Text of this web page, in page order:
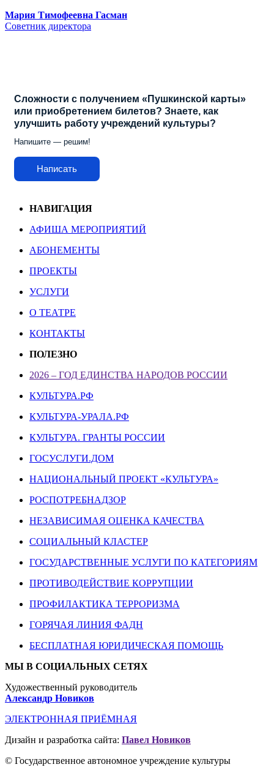
Мария Тимофеевна Гасман
Советник директора
Сложности с получением «Пушкинской карты»
или приобретением билетов? Знаете, как
улучшить работу учреждений культуры?
Напишите — решим!
Написать
НАВИГАЦИЯ
АФИША МЕРОПРИЯТИЙ
АБОНЕМЕНТЫ
ПРОЕКТЫ
УСЛУГИ
О ТЕАТРЕ
КОНТАКТЫ
ПОЛЕЗНО
2026 – ГОД ЕДИНСТВА НАРОДОВ РОССИИ
КУЛЬТУРА.РФ
КУЛЬТУРА-УРАЛА.РФ
КУЛЬТУРА. ГРАНТЫ РОССИИ
ГОСУСЛУГИ.ДОМ
НАЦИОНАЛЬНЫЙ ПРОЕКТ «КУЛЬТУРА»
РОСПОТРЕБНАДЗОР
НЕЗАВИСИМАЯ ОЦЕНКА КАЧЕСТВА
СОЦИАЛЬНЫЙ КЛАСТЕР
ГОСУДАРСТВЕННЫЕ УСЛУГИ ПО КАТЕГОРИЯМ
ПРОТИВОДЕЙСТВИЕ КОРРУПЦИИ
ПРОФИЛАКТИКА ТЕРРОРИЗМА
ГОРЯЧАЯ ЛИНИЯ ФАДН
БЕСПЛАТНАЯ ЮРИДИЧЕСКАЯ ПОМОЩЬ
МЫ В СОЦИАЛЬНЫХ СЕТЯХ
Художественный руководитель
Александр Новиков
ЭЛЕКТРОННАЯ ПРИЁМНАЯ
Дизайн и разработка сайта: Павел Новиков
© Государственное автономное учреждение культуры